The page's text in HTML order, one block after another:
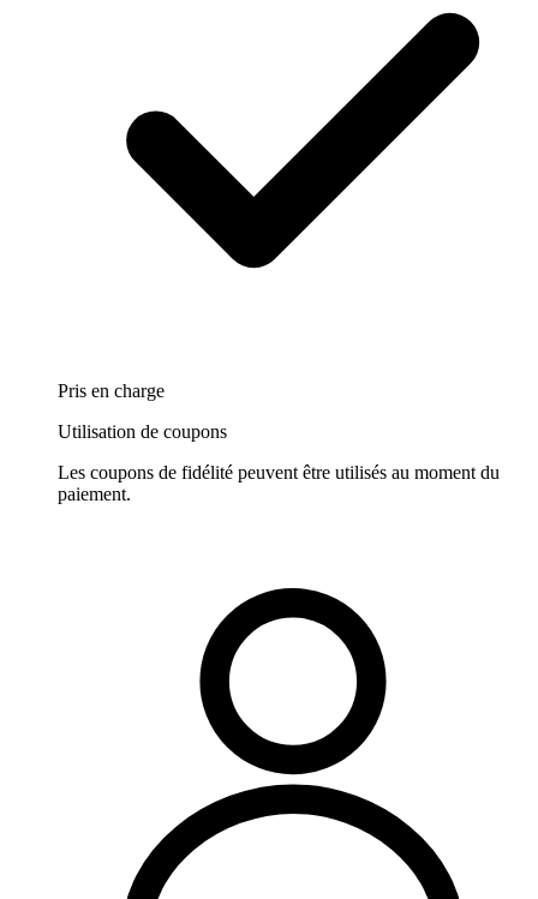
Pris en charge
Utilisation de coupons
Les coupons de fidélité peuvent être utilisés au moment du
paiement.